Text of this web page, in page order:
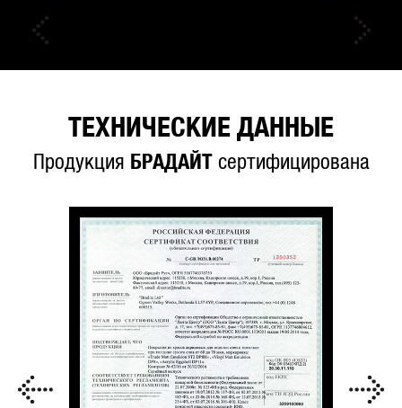
ТЕХНИЧЕСКИЕ ДАННЫЕ
Продукция БРАДАЙТсертифицирована